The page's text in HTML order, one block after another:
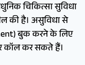
चिकित्सा सुविधा
की है। असुविधा से
बुक करने के लिए
कॉल कर सकते हैं।